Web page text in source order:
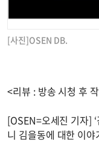
[사진]OSEN DB.
<리뷰 : 방송 시청 후
[OSEN=오세진 기자]
니 김을동에 대한 이